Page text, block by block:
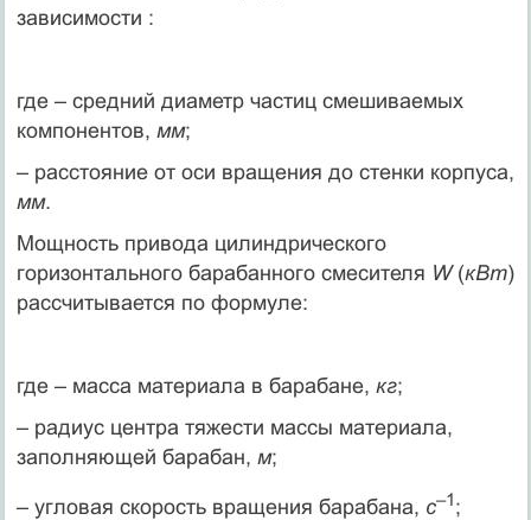
зависимости :
где – средний диаметр частиц смешиваемых
компонентов, мм;
– расстояние от оси вращения до стенки корпуса,
мм.
Мощность привода цилиндрического
горизонтального барабанного смесителя W(кВт)
рассчитывается по формуле:
где – масса материала в барабане, кг;
– радиус центра тяжести массы материала,
заполняющей барабан, м;
– угловая скорость вращения барабана, с–1;